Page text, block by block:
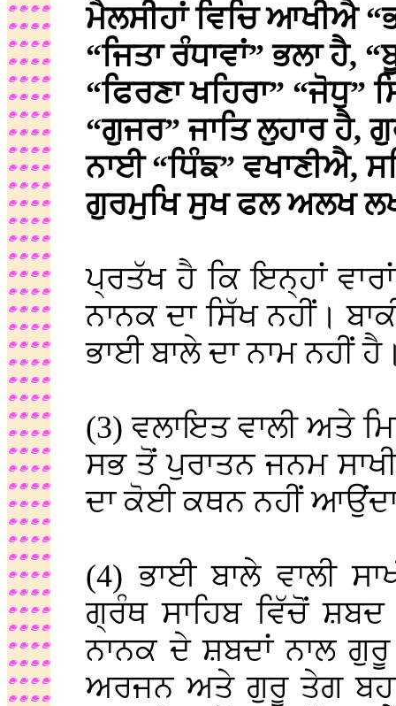
ਮੈਲਸੀਹਾਂ ਵਿਚਿ ਆਖੀਐ
“ਜਿਤਾ ਰੰਧਾਵਾਂ” ਭਲਾ ਹੈ,
“ਫਿਰਣਾ ਖਹਿਰਾ” “ਜੋਧੁ”
“ਗੁਜਰ” ਜਾਤਿ ਲੁਹਾਰ ਹੈ,
ਨਾਈ “ਧਿੰਙ” ਵਖਾਣੀਐ,
ਗੁਰਮੁਖਿ ਸੁਖ ਫਲ ਅਲਖ
ਪ੍ਰਤੱਖ ਹੈ ਕਿ ਇਨ੍ਹਾਂ
ਨਾਨਕ ਦਾ ਸਿੱਖ ਨਹੀਂ।
ਭਾਈ ਬਾਲੇ ਦਾ ਨਾਮ ਨਹੀਂ
(3) ਵਲਾਇਤ ਵਾਲੀ ਅਤੇ
ਸਭ ਤੋਂ ਪੁਰਾਤਨ ਜਨਮ
ਦਾ ਕੋਈ ਕਥਨ ਨਹੀਂ
(4) ਭਾਈ ਬਾਲੇ ਵਾਲੀ
ਗ੍ਰੰਥ ਸਾਹਿਬ ਵਿੱਚੋਂ
ਨਾਨਕ ਦੇ ਸ਼ਬਦਾਂ ਨਾਲ
ਅਰਜਨ ਅਤੇ ਗੁਰੂ ਤੇਗ